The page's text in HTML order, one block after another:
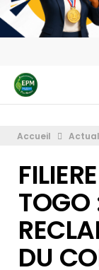
Accueil
TOGO
DU